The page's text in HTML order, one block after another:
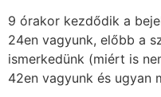
9 órakor kezdődik a
24en vagyunk, előbb a
ismerkedünk (miért is
42en vagyunk és ugyan